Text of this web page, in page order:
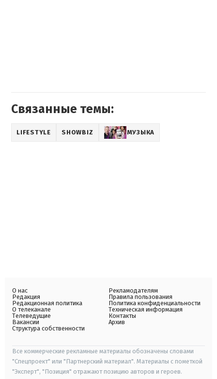
Связанные темы:
LIFESTYLE SHOWBIZ МУЗЫКА
О нас
Редакция
Редакционная политика
О телеканале
Телеведущие
Вакансии
Структура собственности
Рекламодателям
Правила пользования
Политика конфиденциальности
Техническая информация
Контакты
Архив
Все коммерческие рекламные материалы обозначены словами
"Спецпроект" или "Партнерский материал". Материалы с пометкой
"Эксперт", "Позиция" отражают позицию авторов и героев.